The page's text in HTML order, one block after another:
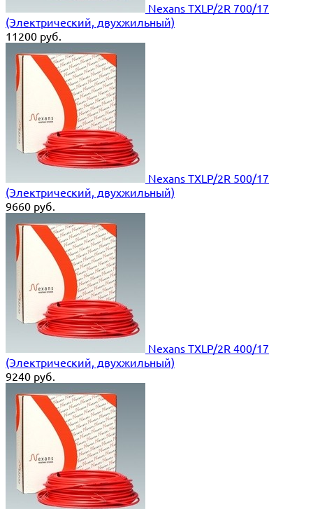
Nexans TXLP/2R 700/17
(Электрический, двухжильный)
11200 руб.
Nexans TXLP/2R 500/17
(Электрический, двухжильный)
9660 руб.
Nexans TXLP/2R 400/17
(Электрический, двухжильный)
9240 руб.